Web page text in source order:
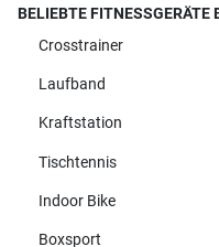
BELIEBTE FITNESSGERÄTE
Crosstrainer
Laufband
Kraftstation
Tischtennis
Indoor Bike
Boxsport